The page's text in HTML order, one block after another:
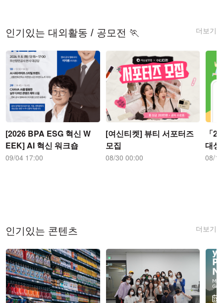
더보기
인기있는 대외활동 / 공모전 🏃
[2026 BPA ESG 혁신 W
EEK] AI 혁신 워크숍
09/04 17:00
[여신티켓] 뷰티 서포터즈
모집
08/30 00:00
「
대
08/
더보기
인기있는 콘텐츠